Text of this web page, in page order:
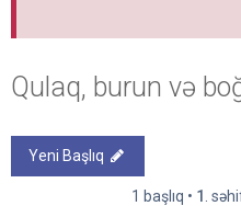
Qulaq, burun və
Yeni Başlıq
1 başlıq • 1 .